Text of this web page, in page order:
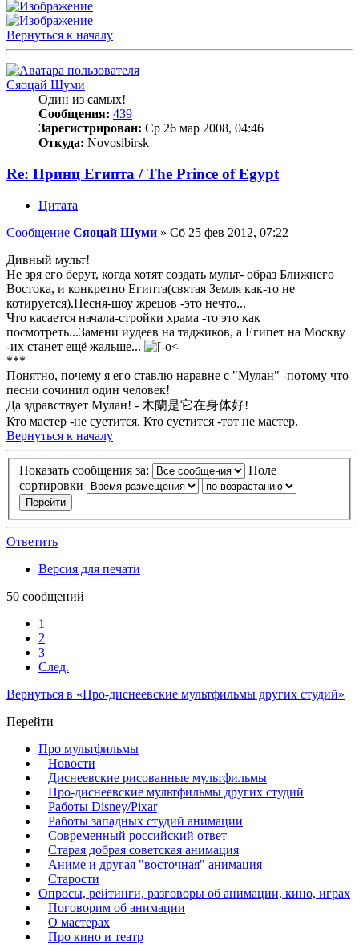
Вернуться к началу
Сяоцай Шуми
Один из самых!
Сообщения: 439
Зарегистрирован: Ср 26 мар 2008, 04:46
Откуда: Novosibirsk
Re: Принц Египта / The Prince of Egypt
Цитата
Сообщение Сяоцай Шуми » Сб 25 фев 2012, 07:22
Дивный мульт!
Не зря его берут, когда хотят создать мульт- образ Ближнего
Востока, и конкретно Египта(святая Земля как-то не
котируется).Песня-шоу жрецов -это нечто...
Что касается начала-стройки храма -то это как
посмотреть...Замени иудеев на таджиков, а Египет на Москву
-их станет ещё жальше...
***
Понятно, почему я его ставлю наравне с "Мулан" -потому что
песни сочинил один человек!
Да здравствует Мулан! - 木蘭是它在身体好!
Кто мастер -не суетится. Кто суетится -тот не мастер.
Вернуться к началу
Показать сообщения за:
Поле
сортировки
Ответить
Версия для печати
50 сообщений
1
2
3
След.
Вернуться в «Про-диснеевские мультфильмы других студий»
Перейти
Про мультфильмы
Новости
Диснеевские рисованные мультфильмы
Про-диснеевские мультфильмы других студий
Работы Disney/Pixar
Работы западных студий анимации
Современный российский ответ
Старая добрая советская анимация
Аниме и другая "восточная" анимация
Старости
Опросы, рейтинги, разговоры об анимации, кино, играх
Поговорим об анимации
О мастерах
Про кино и театр